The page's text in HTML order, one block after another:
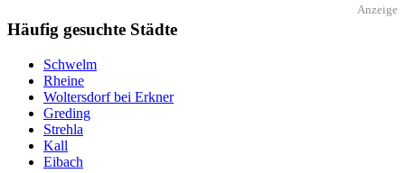
Anzeige
Häufig gesuchte Städte
Schwelm
Rheine
Woltersdorf bei Erkner
Greding
Strehla
Kall
Eibach